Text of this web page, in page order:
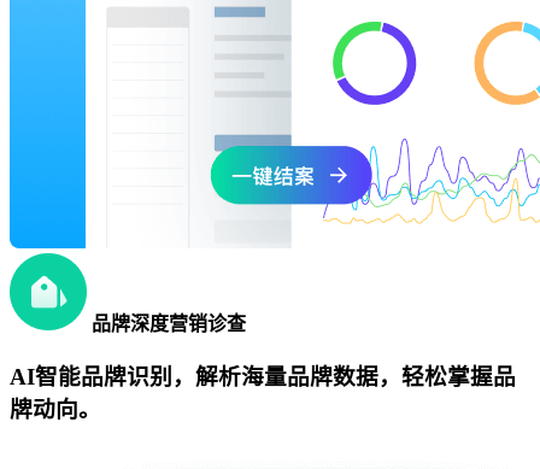
品牌深度营销诊查
AI智能品牌识别，解析海量品牌数据，轻松掌握品
牌动向。